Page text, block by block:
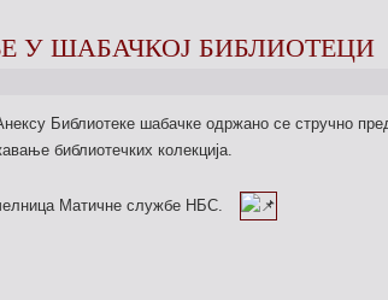
У ШАБАЧКОЈ БИБЛИОТЕЦИ
Библиотеке шабачке одржано се стручно
библиотечких колекција.
Матичне службе НБС.